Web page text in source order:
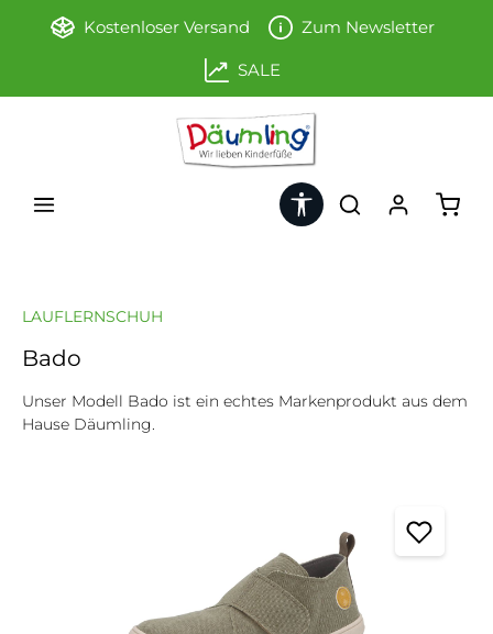
Zum Hauptinhalt springen
Kostenloser Versand Zum Newsletter
SALE
Werkzeugleiste anzeigen
LAUFLERNSCHUH
Bado
Unser Modell Bado ist ein echtes Markenprodukt aus dem
Hause Däumling.